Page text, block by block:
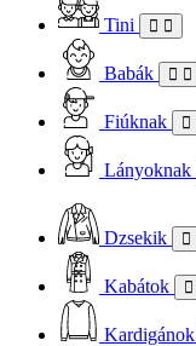
Tini
Babák
Fiúknak
Lányoknak
Dzsekik
Kabátok
Kardigánok